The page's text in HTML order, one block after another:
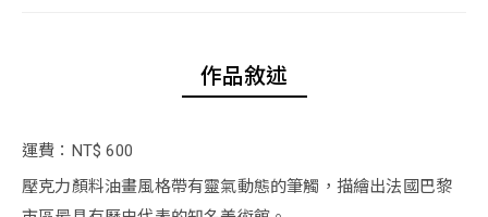
作品敘述
運費：NT$ 600
壓克力顏料油畫風格帶有靈氣動態的筆觸，描繪出法國巴黎